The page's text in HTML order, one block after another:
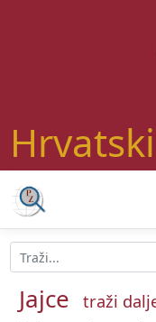
Jajce traži